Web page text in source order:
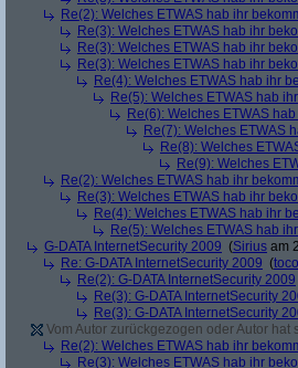
Re(2): Welches ETWAS hab ihr
Re(3): Welches ETWAS hab ihr
Re(3): Welches ETWAS hab ihr
Re(3): Welches ETWAS hab ihr
Re(4): Welches ETWAS hab ihr
Re(5): Welches ETWAS hab
Re(6): Welches ETWAS
Re(7): Welches ETWAS
Re(8): Welches
Re(9): Welches
Re(2): Welches ETWAS hab ihr
Re(3): Welches ETWAS hab ihr
Re(4): Welches ETWAS hab ihr
Re(5): Welches ETWAS hab
G-DATA InternetSecurity 2009 (Sirius am
Re: G-DATA InternetSecurity 2009 (toco
Re(2): G-DATA InternetSecurity 2009
Re(3): G-DATA InternetSecurity
Re(3): G-DATA InternetSecurity
Vom Autor zurückgezogen oder Autor
Re(2): Welches ETWAS hab ihr
Re(3): Welches ETWAS hab ihr